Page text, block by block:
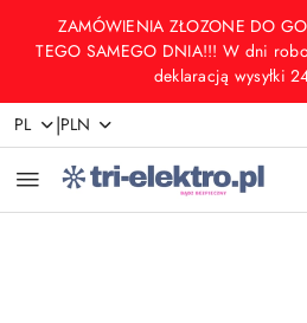
Przejdź do treści głównej
Przejdź do wyszukiwarki
Przejdź do moje konto
Przejdź do menu głównego
Przejdź do opisu produktu
Przejdź do stopki
ZAMÓWIENIA ZŁOZONE DO
TEGO SAMEGO DNIA!!! W dni
deklaracją wysyłki
PL |PLN